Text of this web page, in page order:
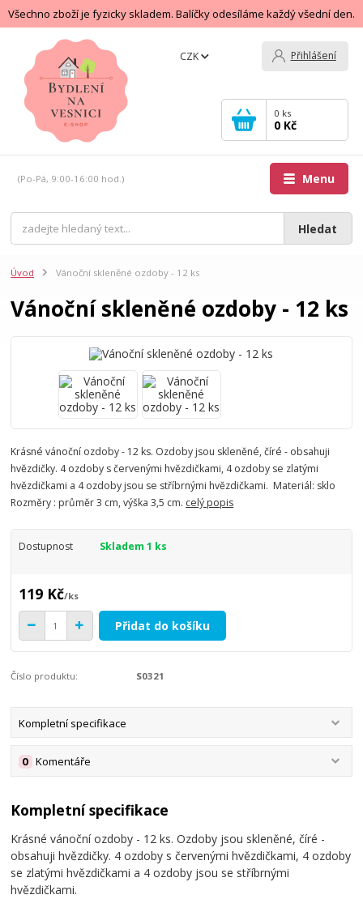
Všechno zboží je fyzicky skladem. Balíčky odesíláme každý všední den.
Menu
CZK Přihlášení
Hledat
(Po-Pá, 9:00-16:00 hod.)
0 ks
0 Kč
Úvod Vánoční skleněné ozdoby - 12 ks
Vánoční skleněné ozdoby - 12 ks
Krásné vánoční ozdoby - 12 ks. Ozdoby jsou skleněné, číré - obsahuji
hvězdičky. 4 ozdoby s červenými hvězdičkami, 4 ozdoby se zlatými
hvězdičkami a 4 ozdoby jsou se stříbrnými hvězdičkami. Materiál: sklo
Rozměry : průměr 3 cm, výška 3,5 cm. celý popis
Dostupnost Skladem 1 ks
119 Kč/ks
Přidat do košíku
Číslo produktu: S0321
Kompletní specifikace
Komentáře
0
Kompletní specifikace
Krásné vánoční ozdoby - 12 ks. Ozdoby jsou skleněné, číré -
obsahuji hvězdičky. 4 ozdoby s červenými hvězdičkami, 4 ozdoby
se zlatými hvězdičkami a 4 ozdoby jsou se stříbrnými
hvězdičkami.